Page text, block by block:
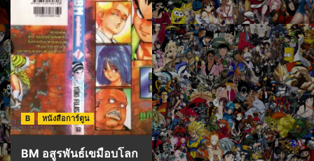
B หนังสือการ์ตูน
BM อสูรพันธ์เขมือบโลก